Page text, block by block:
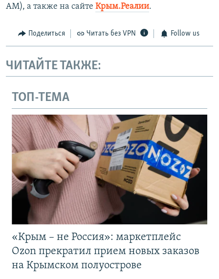
АМ), а также на сайте Крым.Реалии.
Поделиться Читать без VPN Follow us
ЧИТАЙТЕ ТАКЖЕ:
ТОП-ТЕМА
«Крым – не Россия»: маркетплейс
Ozon прекратил прием новых заказов
на Крымском полуострове